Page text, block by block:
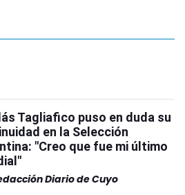
Tagliafico puso en duda su
en la Selección
"Creo que fue mi último
Diario de Cuyo